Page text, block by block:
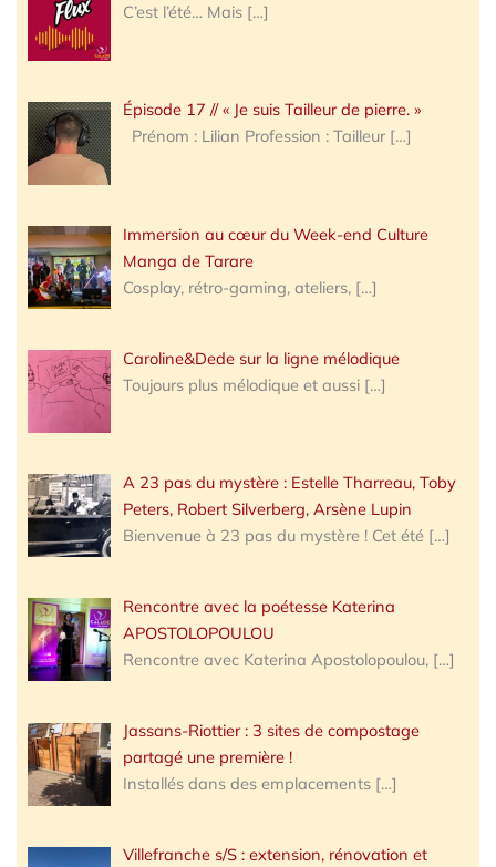
C’est l’été… Mais […]
Épisode 17 // « Je suis Tailleur de pierre. »
Prénom : Lilian Profession : Tailleur […]
Immersion au cœur du Week-end Culture
Manga de Tarare
Cosplay, rétro-gaming, ateliers, […]
Caroline&Dede sur la ligne mélodique
Toujours plus mélodique et aussi […]
A 23 pas du mystère : Estelle Tharreau, Toby
Peters, Robert Silverberg, Arsène Lupin
Bienvenue à 23 pas du mystère ! Cet été […]
Rencontre avec la poétesse Katerina
APOSTOLOPOULOU
Rencontre avec Katerina Apostolopoulou, […]
Jassans-Riottier : 3 sites de compostage
partagé une première !
Installés dans des emplacements […]
Villefranche s/S : extension, rénovation et